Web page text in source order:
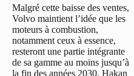
Malgré cette baisse des ventes,
Volvo maintient l’idée que les
moteurs à combustion,
notamment ceux à essence,
resteront une partie intégrante
de sa gamme au moins jusqu’à
la fin des années 2030. Hakan